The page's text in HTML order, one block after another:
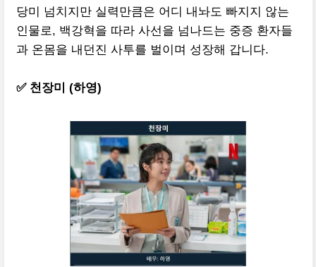
당미 넘치지만 실력만큼은 어디 내놔도 빠지지 않는
인물로, 백강혁을 따라 사선을 넘나드는 중증 환자들
과 온몸을 내던진 사투를 벌이며 성장해 갑니다.
✅ 천장미 (하영)